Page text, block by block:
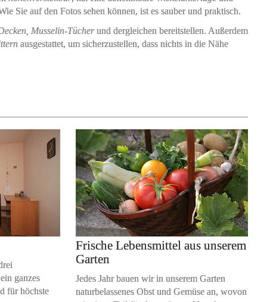
Sie auf den Fotos sehen können, ist es sauber und praktisch.
Musselin-Tücherund dergleichen bereitstellen. Außerdem
ausgestattet, um sicherzustellen, dass nichts in die Nähe
ganzes
für höchste
Frische Lebensmittel aus unserem
Garten
Jedes Jahr bauen wir in unserem Garten
naturbelassenes Obst und Gemüse an, wovon